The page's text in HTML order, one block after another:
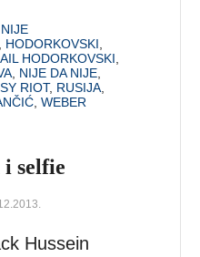
HODORKOVSKI
HODORKOVSKI
NIJE DA NIJE
RIOT, RUSIJA
,WEBER
i selfie
Hussein